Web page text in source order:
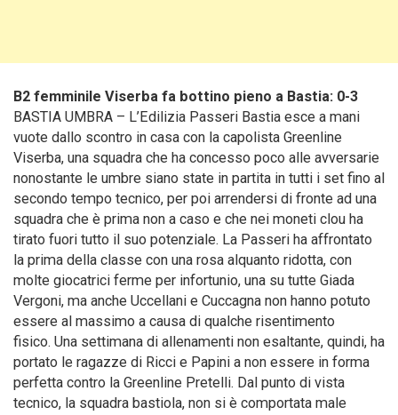
B2 femminile Viserba fa bottino pieno a Bastia: 0-3
BASTIA UMBRA – L’Edilizia Passeri Bastia esce a mani
vuote dallo scontro in casa con la capolista Greenline
Viserba, una squadra che ha concesso poco alle avversarie
nonostante le umbre siano state in partita in tutti i set fino al
secondo tempo tecnico, per poi arrendersi di fronte ad una
squadra che è prima non a caso e che nei moneti clou ha
tirato fuori tutto il suo potenziale. La Passeri ha affrontato
la prima della classe con una rosa alquanto ridotta, con
molte giocatrici ferme per infortunio, una su tutte Giada
Vergoni, ma anche Uccellani e Cuccagna non hanno potuto
essere al massimo a causa di qualche risentimento
fisico. Una settimana di allenamenti non esaltante, quindi, ha
portato le ragazze di Ricci e Papini a non essere in forma
perfetta contro la Greenline Pretelli. Dal punto di vista
tecnico, la squadra bastiola, non si è comportata male